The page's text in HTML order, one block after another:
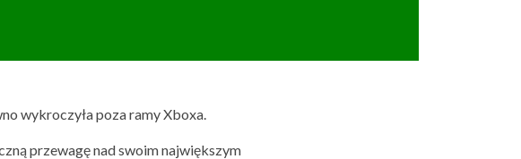
wykroczyła poza ramy Xboxa.
przewagę nad swoim największym